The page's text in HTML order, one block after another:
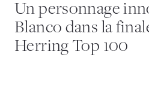
Un personnage
Blanco dans la
Herring Top 100